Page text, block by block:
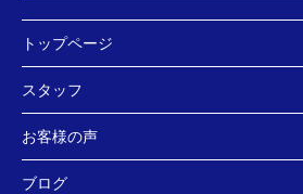
トップページ
スタッフ
お客様の声
ブログ